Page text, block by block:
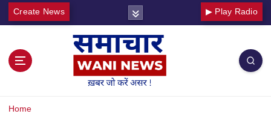
Create News ▶ Play Radio
Home